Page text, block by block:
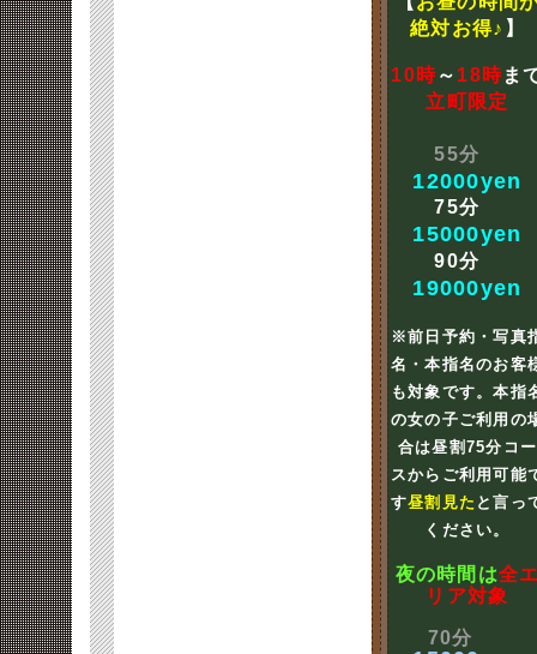
絶対お得♪ 】
10時～ 18時ま
立町限定
55分
12000yen
75分
15000yen
90分
19000yen
※前日予約・写真
名・本指名のお客
も対象です。本指
の女の子ご利用の
合は昼割75分コー
スからご利用可能
す昼割見た と言っ
ください。
夜の時間は全
リア対象
70分